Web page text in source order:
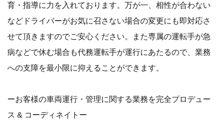
育・指導に力を入れております。万が一、相性が合わない
などドライバーがお気に召さない場合の変更にも即対応さ
せて頂きますのでご安心ください。また専属の運転手が急
病などで休む場合も代務運転手が運行にあたるので、業務
への支障を最小限に抑えることができます。
ーお客様の車両運行・管理に関する業務を完全プロデュー
ス & コーディネイトー